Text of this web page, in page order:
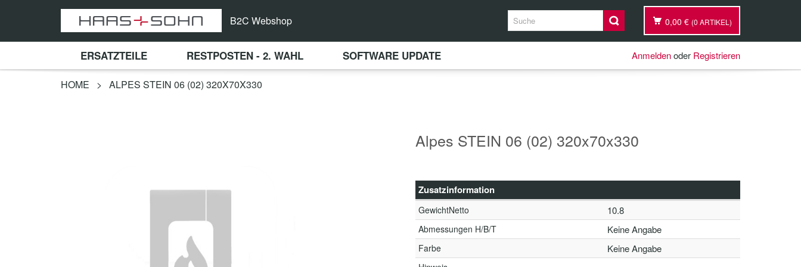
B2C Webshop 0,00 € (0 ARTIKEL)
ERSATZTEILE RESTPOSTEN - 2. WAHL SOFTWARE UPDATE Anmeldenoder Registrieren
HOME > ALPES STEIN 06 (02) 320X70X330
Alpes STEIN 06 (02) 320x70x330
Zusatzinformation
GewichtNetto 10.8
Abmessungen H/B/T Keine Angabe
Farbe Keine Angabe